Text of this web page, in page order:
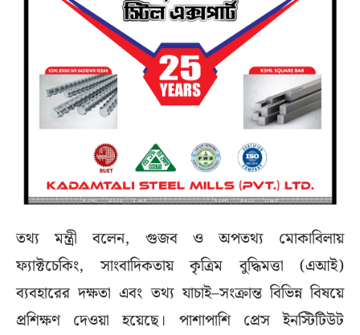
তথ্য মন্ত্রী বলেন, গুজব ও অপতথ্য মোকাবিলায়
ফ্যাক্টচেকিং, সাংবাদিকতায় কৃত্রিম বুদ্ধিমত্তা (এআই)
ব্যবহারের দক্ষতা এবং তথ্য যাচাই–সংক্রান্ত বিভিন্ন বিষয়ে
প্রশিক্ষণ দেওয়া হয়েছে। পাশাপাশি প্রেস ইনস্টিটিউট